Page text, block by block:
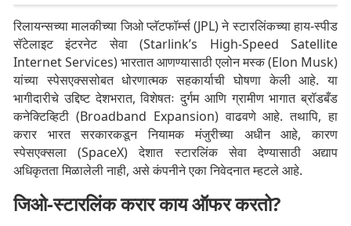
रिलायन्सच्या मालकीच्या जिओ प्लॅटफॉर्म्स (JPL) ने स्टारलिंकच्या हाय-स्पीड
सॅटेलाइट इंटरनेट सेवा (Starlink’s High-Speed Satellite
Internet Services) भारतात आणण्यासाठी एलोन मस्क (Elon Musk)
यांच्या स्पेसएक्ससोबत धोरणात्मक सहकार्याची घोषणा केली आहे. या
भागीदारीचे उद्दिष्ट देशभरात, विशेषतः दुर्गम आणि ग्रामीण भागात ब्रॉडबँड
कनेक्टिव्हिटी (Broadband Expansion) वाढवणे आहे. तथापि, हा
करार भारत सरकारकडून नियामक मंजुरीच्या अधीन आहे, कारण
स्पेसएक्सला (SpaceX) देशात स्टारलिंक सेवा देण्यासाठी अद्याप
अधिकृतता मिळालेली नाही, असे कंपनीने एका निवेदनात म्हटले आहे.
जिओ-स्टारलिंक करार काय ऑफर करतो?